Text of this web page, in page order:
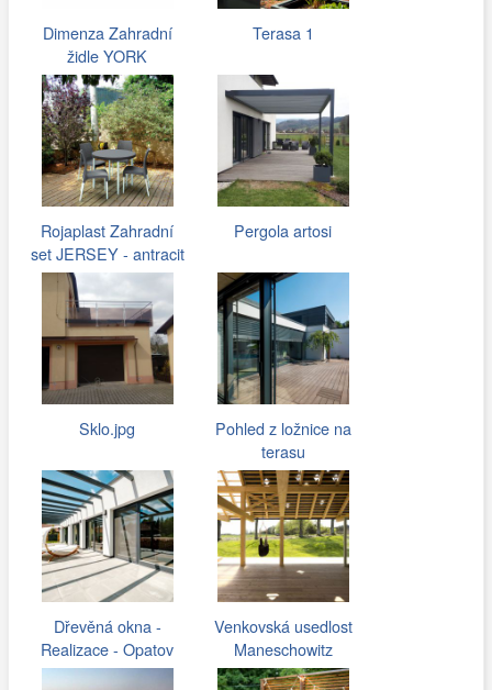
Dimenza Zahradní
židle YORK
Terasa 1
Rojaplast Zahradní
set JERSEY - antracit
Pergola artosi
Sklo.jpg
Pohled z ložnice na
terasu
Dřevěná okna -
Realizace - Opatov
Venkovská usedlost
Maneschowitz